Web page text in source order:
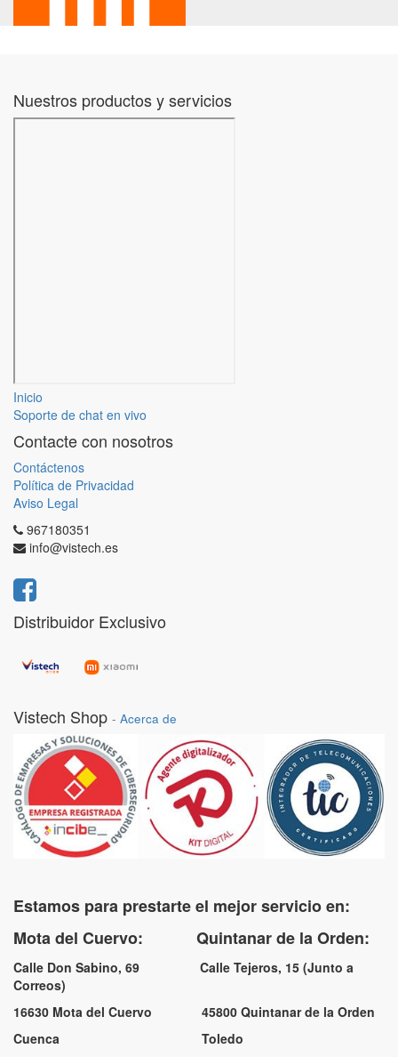
Nuestros productos y servicios
Inicio
Soporte de chat en vivo
Contacte con nosotros
Contáctenos
Política de Privacidad
Aviso Legal
967180351
info@vistech.es
Distribuidor Exclusivo
Vistech Shop - Acerca de
Estamos para prestarte el mejor servicio en:
Mota del Cuervo: Quintanar de la Orden:
Calle Don Sabino, 69 Calle Tejeros, 15 (Junto a
Correos)
16630 Mota del Cuervo 45800 Quintanar de la Orden
Cuenca Toledo